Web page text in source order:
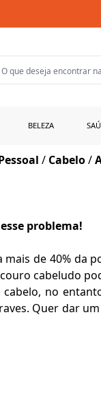
BELEZA
/ Cabelo/
problema!
de 40% da
cabeludo
no
Quer dar